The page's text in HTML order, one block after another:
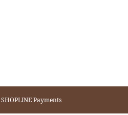
SHOPLINE Payments